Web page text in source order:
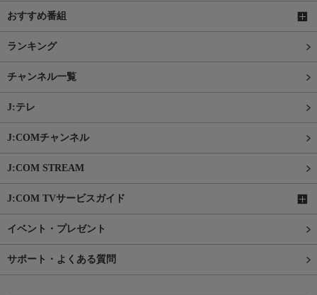
おすすめ番組
ランキング
チャンネル一覧
J:テレ
J:COMチャンネル
J:COM STREAM
J:COM TVサービスガイド
イベント・プレゼント
サポート・よくある質問